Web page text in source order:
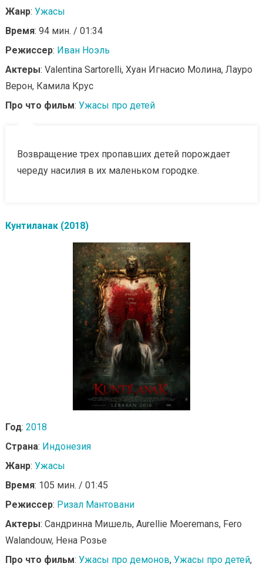
Жанр: Ужасы
Время: 94 мин. / 01:34
Режиссер: Иван Ноэль
Актеры: Valentina Sartorelli, Хуан Игнасио Молина, Лауро
Верон, Камила Крус
Про что фильм: Ужасы про детей
Возвращение трех пропавших детей порождает
череду насилия в их маленьком городке.
Кунтиланак (2018)
Год: 2018
Страна: Индонезия
Жанр: Ужасы
Время: 105 мин. / 01:45
Режиссер: Ризал Мантовани
Актеры: Сандринна Мишель, Aurellie Moeremans, Fero
Walandouw, Нена Розье
Про что фильм: Ужасы про демонов, Ужасы про детей,